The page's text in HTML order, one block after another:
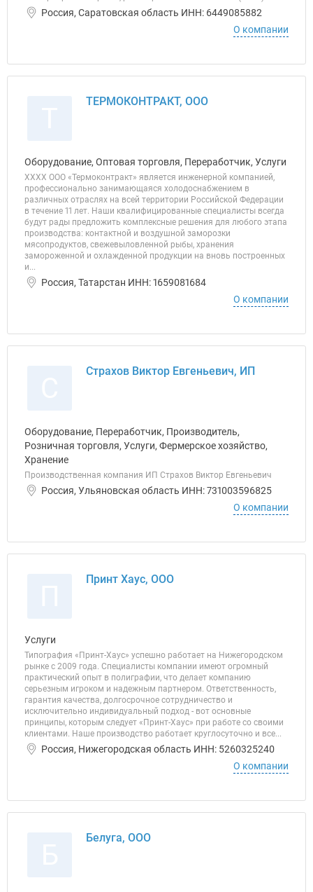
Россия, Саратовская область ИНН: 6449085882
О компании
ТЕРМОКОНТРАКТ, ООО
Оборудование, Оптовая торговля, Переработчик, Услуги
ХХХХ ООО «Термоконтракт» является инженерной компанией,
профессионально занимающаяся холодоснабжением в
различных отраслях на всей территории Российской Федерации
в течение 11 лет. Наши квалифицированные специалисты всегда
будут рады предложить комплексные решения для любого этапа
производства: контактной и воздушной заморозки
мясопродуктов, свежевыловленной рыбы, хранения
замороженной и охлажденной продукции на вновь построенных
и...
Россия, Татарстан ИНН: 1659081684
О компании
Страхов Виктор Евгеньевич, ИП
Оборудование, Переработчик, Производитель,
Розничная торговля, Услуги, Фермерское хозяйство,
Хранение
Производственная компания ИП Страхов Виктор Евгеньевич
Россия, Ульяновская область ИНН: 731003596825
О компании
Принт Хаус, ООО
Услуги
Типография «Принт-Хаус» успешно работает на Нижегородском
рынке с 2009 года. Специалисты компании имеют огромный
практический опыт в полиграфии, что делает компанию
серьезным игроком и надежным партнером. Ответственность,
гарантия качества, долгосрочное сотрудничество и
исключительно индивидуальный подход - вот основные
принципы, которым следует «Принт-Хаус» при работе со своими
клиентами. Наше производство работает круглосуточно и все...
Россия, Нижегородская область ИНН: 5260325240
О компании
Белуга, ООО